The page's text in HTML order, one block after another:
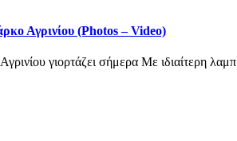
Αγρινίου (Photos – Video)
γιορτάζει σήμερα Με ιδιαίτερη